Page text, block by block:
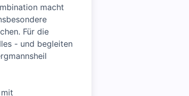
macht
Für die
- und begleiten